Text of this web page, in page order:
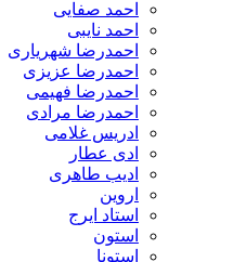
احمد صفایی
احمد نایبی
احمدرضا شهریاری
احمدرضا عزیزی
احمدرضا فهیمی
احمدرضا مرادی
ادریس غلامی
ادی عطار
ادیب طاهری
استاد ایرج